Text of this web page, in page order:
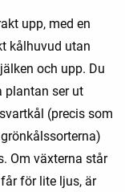
upp, med en
kålhuvud utan
och upp. Du
plantan ser ut
(precis som
Om växterna står
för lite ljus, är